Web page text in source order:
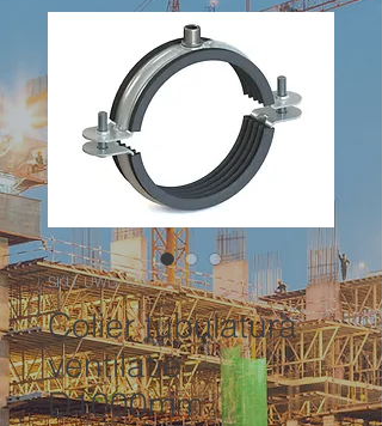
SKU: UWG-1000
Colier tubulatura
ventilatie
D1000mm